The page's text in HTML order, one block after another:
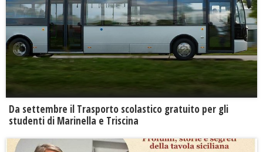
Da settembre il Trasporto scolastico gratuito per gli
studenti di Marinella e Triscina